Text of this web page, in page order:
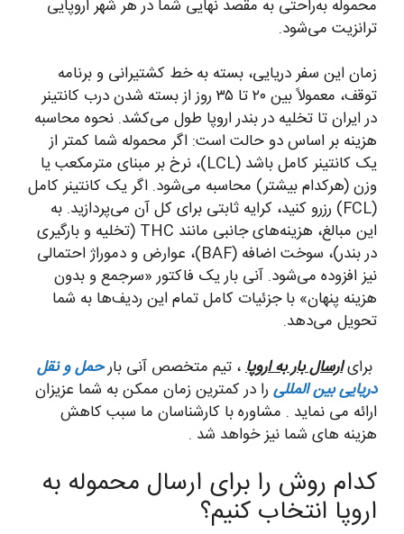
محموله به‌راحتی به مقصد نهایی شما در هر شهر اروپایی
ترانزیت می‌شود.
زمان این سفر دریایی، بسته به خط کشتیرانی و برنامه
توقف، معمولاً بین ۲۰ تا ۳۵ روز از بسته شدن درب کانتینر
در ایران تا تخلیه در بندر اروپا طول می‌کشد. نحوه محاسبه
هزینه بر اساس دو حالت است: اگر محموله شما کمتر از
یک کانتینر کامل باشد (LCL)، نرخ بر مبنای مترمکعب یا
وزن (هرکدام بیشتر) محاسبه می‌شود. اگر یک کانتینر کامل
(FCL) رزرو کنید، کرایه ثابتی برای کل آن می‌پردازید. به
این مبالغ، هزینه‌های جانبی مانند THC (تخلیه و بارگیری
در بندر)، سوخت اضافه (BAF)، عوارض و دموراژ احتمالی
نیز افزوده می‌شود. آنی بار یک فاکتور «سرجمع و بدون
هزینه پنهان» با جزئیات کامل تمام این ردیف‌ها به شما
تحویل می‌دهد.
برایارسال بار به اروپا، تیم متخصص آنی بارحمل و نقل
دریایی بین المللی را در کمترین زمان ممکن به شما عزیزان
ارائه می نماید . مشاوره با کارشناسان ما سبب کاهش
هزینه های شما نیز خواهد شد .
کدام روش را برای ارسال محموله به
اروپا انتخاب کنیم؟